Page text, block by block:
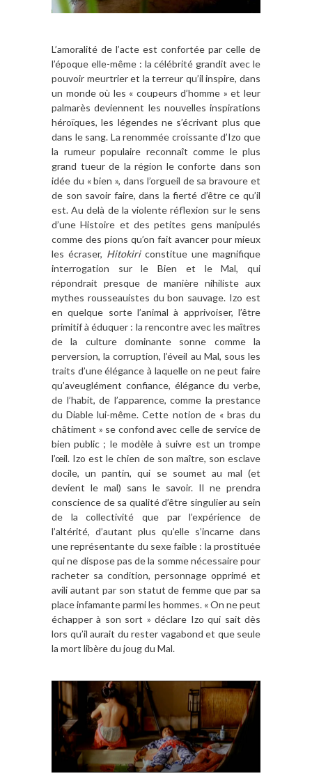
L’amoralité de l’acte est confortée par celle de
l’époque elle-même : la célébrité grandit avec le
pouvoir meurtrier et la terreur qu’il inspire, dans
un monde où les « coupeurs d’homme » et leur
palmarès deviennent les nouvelles inspirations
héroïques, les légendes ne s’écrivant plus que
dans le sang. La renommée croissante d’Izo que
la rumeur populaire reconnaît comme le plus
grand tueur de la région le conforte dans son
idée du « bien », dans l’orgueil de sa bravoure et
de son savoir faire, dans la fierté d’être ce qu’il
est. Au delà de la violente réflexion sur le sens
d’une Histoire et des petites gens manipulés
comme des pions qu’on fait avancer pour mieux
les écraser, Hitokiriconstitue une magnifique
interrogation sur le Bien et le Mal, qui
répondrait presque de manière nihiliste aux
mythes rousseauistes du bon sauvage. Izo est
en quelque sorte l’animal à apprivoiser, l’être
primitif à éduquer : la rencontre avec les maîtres
de la culture dominante sonne comme la
perversion, la corruption, l’éveil au Mal, sous les
traits d’une élégance à laquelle on ne peut faire
qu’aveuglément confiance, élégance du verbe,
de l’habit, de l’apparence, comme la prestance
du Diable lui-même. Cette notion de « bras du
châtiment » se confond avec celle de service de
bien public ; le modèle à suivre est un trompe
l’œil. Izo est le chien de son maître, son esclave
docile, un pantin, qui se soumet au mal (et
devient le mal) sans le savoir. Il ne prendra
conscience de sa qualité d’être singulier au sein
de la collectivité que par l’expérience de
l’altérité, d’autant plus qu’elle s’incarne dans
une représentante du sexe faible : la prostituée
qui ne dispose pas de la somme nécessaire pour
racheter sa condition, personnage opprimé et
avili autant par son statut de femme que par sa
place infamante parmi les hommes. « On ne peut
échapper à son sort » déclare Izo qui sait dès
lors qu’il aurait du rester vagabond et que seule
la mort libère du joug du Mal.